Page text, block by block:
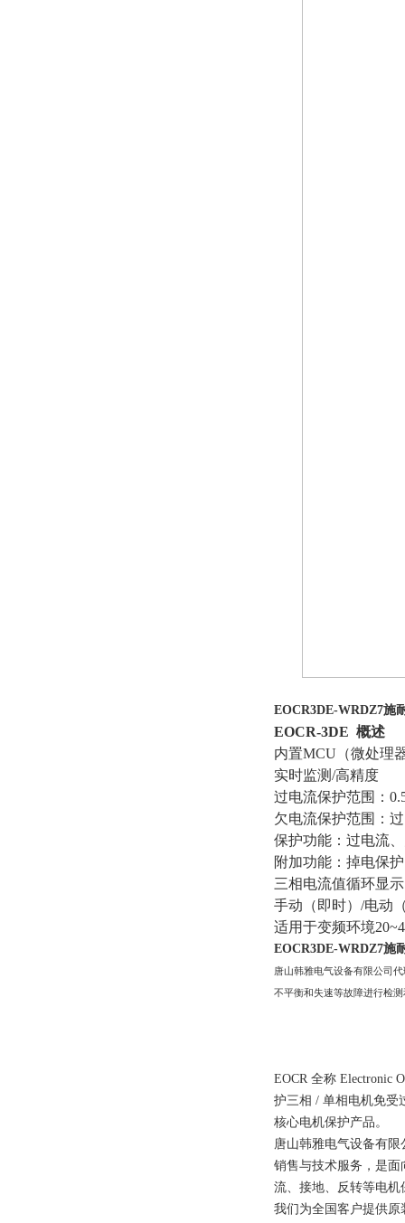
EOCR3DE-WRDZ7施
EOCR-3DE 概述
内置MCU（微处理
实时监测/高精度
过电流保护范围：
欠电流保护范围：
保护功能：过电流
附加功能：掉电保
三相电流值循环显
手动（即时）/电动
适用于变频环境
EOCR3DE-WRDZ7施
唐山韩雅电气设备有限公司
不平衡和失速等故障进行检
EOCR 全称 Electronic
护三相 / 单相电机免受
核心电机保护产品。
唐山韩雅电气设备有
销售与技术服务，是面
流、接地、反转等电
我们为全国客户提供